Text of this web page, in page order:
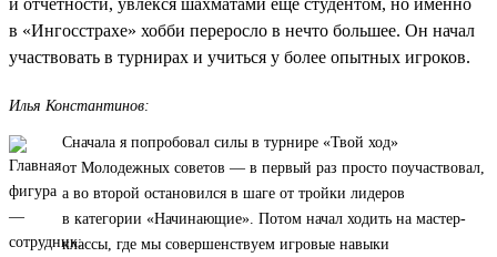
в «Ингосстрахе» хобби переросло в нечто большее. Он начал
участвовать в турнирах и учиться у более опытных игроков.
Илья Константинов:
Сначала я попробовал силы в турнире «Твой ход»
от Молодежных советов — в первый раз просто поучаствовал,
а во второй остановился в шаге от тройки лидеров
в категории «Начинающие». Потом начал ходить на мастер-
классы, где мы совершенствуем игровые навыки